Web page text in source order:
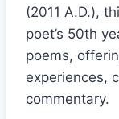
(2011 A.D.),
poet’s 50th
poems,
experiences,
commentary.